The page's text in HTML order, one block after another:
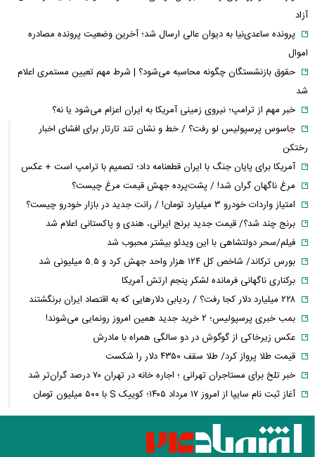
آزاد
پرونده ساعدی‌نیا به دیوان عالی ارسال شد؛ آخرین وضعیت پرونده مصادره
اموال
حقوق بازنشستگان چگونه محاسبه می‌شود؟ | شرط مهم تعیین مستمری اعلام
شد
خبر مهم از ترامپ؛ نیروی زمینی آمریکا به ایران اعزام می‌شود یا نه؟
جاسوس پرسپولیس لو رفت؟ / خط و نشان تند تارتار برای افشای اخبار
رختکن
آمریکا برای پایان جنگ با ایران قطعنامه داد؛ تصمیم با ترامپ است + عکس
مرغ ناگهان گران شد! / پشت‌پرده جهش قیمت مرغ چیست؟
امتیاز واردات خودرو ۳ میلیارد تومان! / رانت جدید در بازار خودرو چیست؟
برنج چند شد؟/ قیمت جدید برنج ایرانی، هندی و پاکستانی اعلام شد
فیلم/سحر دولتشاهی با این ویدئو بیشتر محبوب شد
بورس ترکاند/ شاخص کل ۱۲۴ هزار واحد جهش کرد و ۵.۵ میلیونی شد
برکناری ناگهانی فرمانده لشکر پنجم ارتش آمریکا
۲۲۸ میلیارد دلار کجا رفت؟ / ردیابی دلارهایی که به اقتصاد ایران برنگشتند
بمب خبری پرسپولیس؛ ۲ خرید جدید همین امروز رونمایی می‌شوند!
عکس زیرخاکی از گوگوش در دو سالگی همراه با مادرش
قیمت طلا پرواز کرد/ طلا سقف ۴۳۵۰ دلار را شکست
خبر تلخ برای مستاجران تهرانی ؛ اجاره خانه در تهران ۷۰ درصد گران‌تر شد
آغاز ثبت نام سایپا از امروز ۱۷ مرداد ۱۴۰۵؛ کوییک S با ۵۰۰ میلیون تومان
بخرید + لینک ثبت نام
بالاخره تکلیف بازنشستگی مشخص شد؛ زنان و مردان با این شرایط بازنشسته
می‌شوند